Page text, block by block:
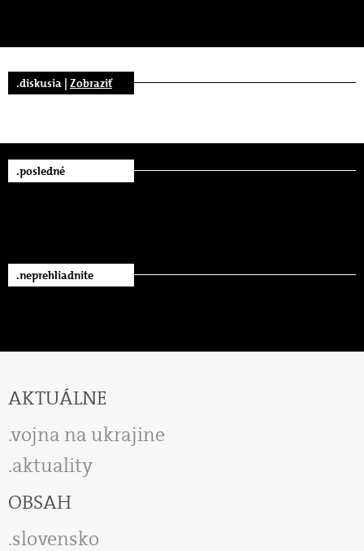
.diskusia | Zobraziť
.posledné
.neprehliadnite
AKTUÁLNE
vojna na ukrajine
aktuality
OBSAH
slovensko